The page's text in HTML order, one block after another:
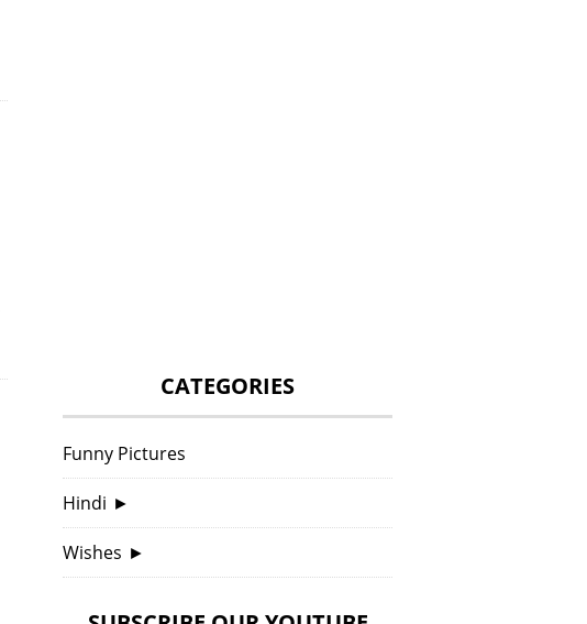
CATEGORIES
Funny Pictures
Hindi ►
Wishes ►